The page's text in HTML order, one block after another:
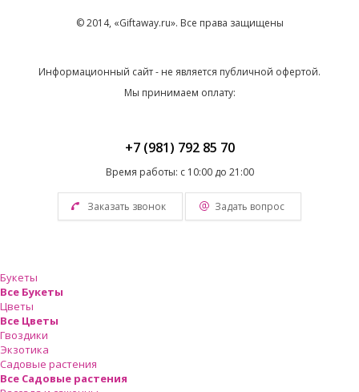
© 2014, «Giftaway.ru». Все права защищены
Информационный сайт - не является публичной офертой.
Мы принимаем оплату:
+7 (981) 792 85 70
Время работы: с 10:00 до 21:00
Заказать звонок Задать вопрос
Букеты
Все Букеты
Цветы
Все Цветы
Гвоздики
Экзотика
Садовые растения
Все Садовые растения